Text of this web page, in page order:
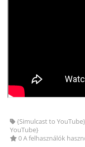
{Simulcast to
YouTube}
0 A felhasználók